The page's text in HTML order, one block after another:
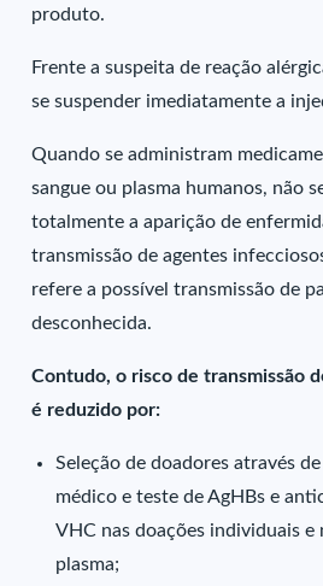
produto.
Frente a suspeita de reação
se suspender imediatamente a
Quando se administram
sangue ou plasma humanos, não
totalmente a aparição de
transmissão de agentes
refere a possível transmissão de
desconhecida.
Contudo, o risco de transmissão
é reduzido por:
Seleção de doadores através
médico e teste de AgHBs e
VHC nas doações individuais e
plasma;